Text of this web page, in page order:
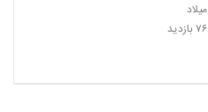
میلاد
۷۶ بازدید